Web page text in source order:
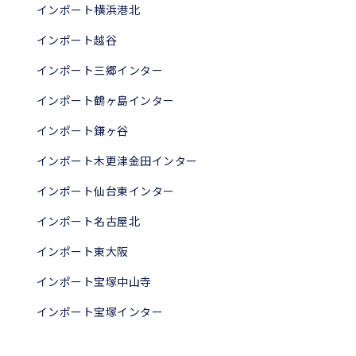
インポート横浜港北
インポート越谷
インポート三郷インター
インポート鶴ヶ島インター
インポート鎌ヶ谷
インポート木更津金田インター
インポート仙台東インター
インポート名古屋北
インポート東大阪
インポート宝塚中山寺
インポート宝塚インター